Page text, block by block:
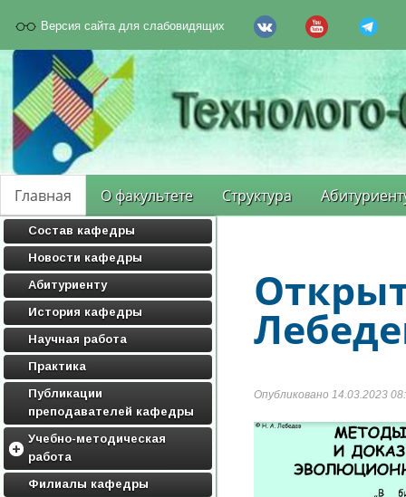
Версия сайта для слабовидящих
Главная О факультете Структура
Опубликовано 14.03.2023
Состав кафедры
Новости кафедры
Абитуриенту
История кафедры
Научная работа
Практика
Публикации
преподавателей кафедры
Учебно-методическая
работа
Дисциплины кафедры
Филиалы кафедры